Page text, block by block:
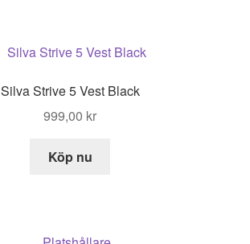
Silva Strive 5 Vest Black
999,00 kr
Köp nu